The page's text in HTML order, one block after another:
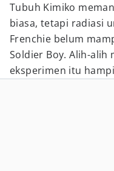
Tubuh Kimiko
biasa, tetapi radiasi
Frenchie belum
Soldier Boy. Alih-alih
eksperimen itu